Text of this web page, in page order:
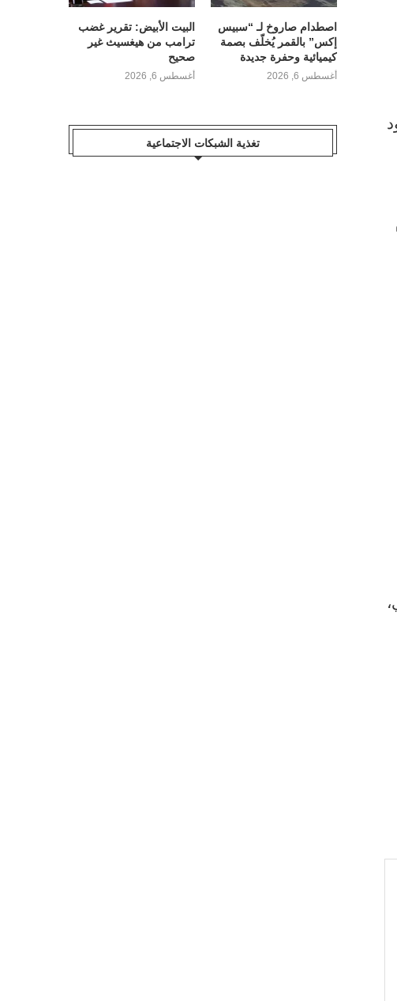
اصطدام صاروخ لـ “سبيس
إكس” بالقمر يُخلّف بصمة
كيميائية وحفرة جديدة
أغسطس 6, 2026
البيت الأبيض: تقرير غضب
ترامب من هيغسيث غير
صحيح
أغسطس 6, 2026
تغذية الشبكات الاجتماعية